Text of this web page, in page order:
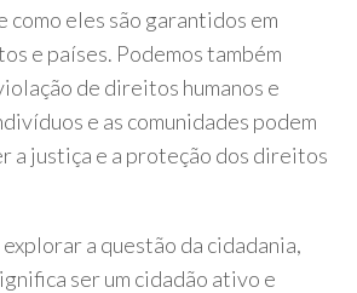
como eles são garantidos em
e países. Podemos também
de direitos humanos e
e as comunidades podem
a justiça e a proteção dos direitos
a questão da cidadania,
ser um cidadão ativo e